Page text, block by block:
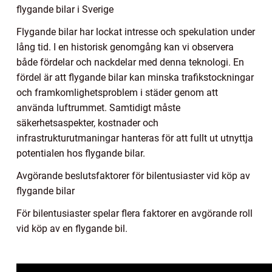
flygande bilar i Sverige
Flygande bilar har lockat intresse och spekulation under
lång tid. I en historisk genomgång kan vi observera
både fördelar och nackdelar med denna teknologi. En
fördel är att flygande bilar kan minska trafikstockningar
och framkomlighetsproblem i städer genom att
använda luftrummet. Samtidigt måste
säkerhetsaspekter, kostnader och
infrastrukturutmaningar hanteras för att fullt ut utnyttja
potentialen hos flygande bilar.
Avgörande beslutsfaktorer för bilentusiaster vid köp av
flygande bilar
För bilentusiaster spelar flera faktorer en avgörande roll
vid köp av en flygande bil.